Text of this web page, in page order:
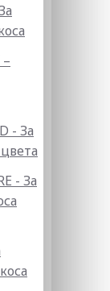
- За
- За